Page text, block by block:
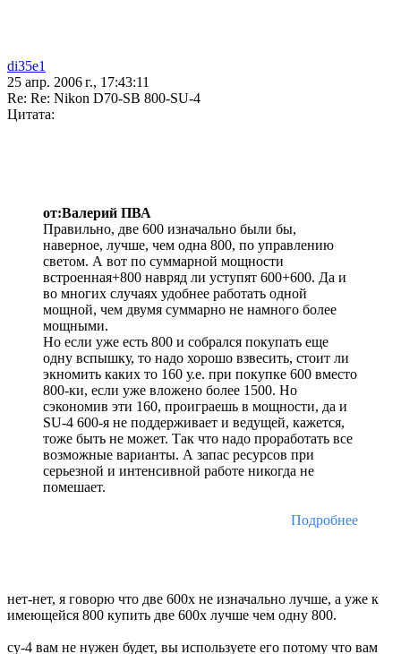
di35e1
25 апр. 2006 г., 17:43:11
Re: Re: Nikon D70-SB 800-SU-4
Цитата:
от:Валерий ПВА
Правильно, две 600 изначально были бы,
наверное, лучше, чем одна 800, по управлению
светом. А вот по суммарной мощности
встроенная+800 навряд ли уступят 600+600. Да и
во многих случаях удобнее работать одной
мощной, чем двумя суммарно не намного более
мощными.
Но если уже есть 800 и собрался покупать еще
одну вспышку, то надо хорошо взвесить, стоит ли
экномить каких то 160 у.е. при покупке 600 вместо
800-ки, если уже вложено более 1500. Но
сэкономив эти 160, проиграешь в мощности, да и
SU-4 600-я не поддерживает и ведущей, кажется,
тоже быть не может. Так что надо проработать все
возможные варианты. А запас ресурсов при
серьезной и интенсивной работе никогда не
помешает.
Подробнее
нет-нет, я говорю что две 600х не изначально лучше, а уже к
имеющейся 800 купить две 600х лучше чем одну 800.
су-4 вам не нужен будет, вы используете его потому что вам